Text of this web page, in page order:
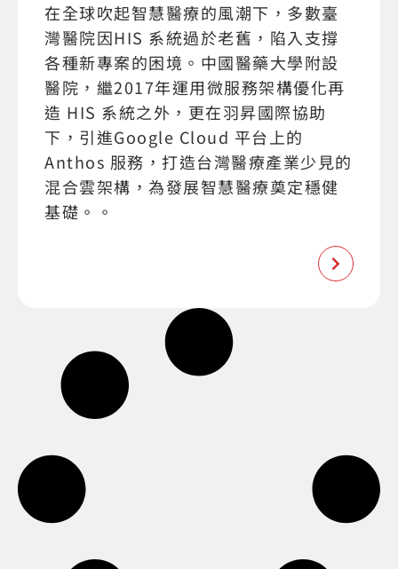
在全球吹起智慧醫療的風潮下，多數臺
灣醫院因HIS 系統過於老舊，陷入支撐
各種新專案的困境。中國醫藥大學附設
醫院，繼2017年運用微服務架構優化再
造 HIS 系統之外，更在羽昇國際協助
下，引進Google Cloud 平台上的
Anthos 服務，打造台灣醫療產業少見的
混合雲架構，為發展智慧醫療奠定穩健
基礎。。